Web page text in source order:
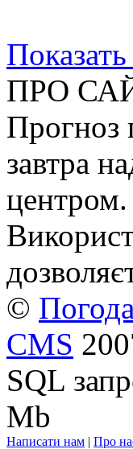
ПРО
Прогноз
завтра
центром.
©
CMS
SQL
Mb
Написати нам | Про